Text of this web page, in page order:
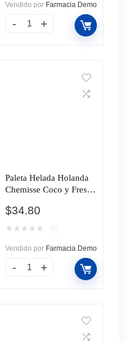
Vendido por Farmacia Demo
Paleta Helada Holanda
Chemisse Coco y Fresa,
$34.80
★ ★ ★ ★ ★
Vendido por Farmacia Demo